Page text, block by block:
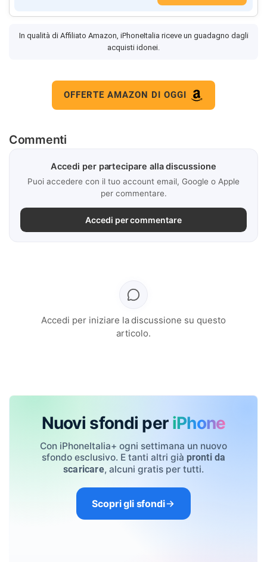
In qualità di Affiliato Amazon, iPhoneItalia riceve un guadagno dagli
acquisti idonei.
OFFERTE AMAZON DI OGGI
Commenti
Accedi per partecipare alla discussione
Puoi accedere con il tuo account email, Google o Apple
per commentare.
Accedi per commentare
Accedi per iniziare la discussione su questo
articolo.
Nuovi sfondi per iPhone
Con iPhoneItalia+ ogni settimana un nuovo
sfondo esclusivo. E tanti altri già pronti da
scaricare, alcuni gratis per tutti.
Scopri gli sfondi